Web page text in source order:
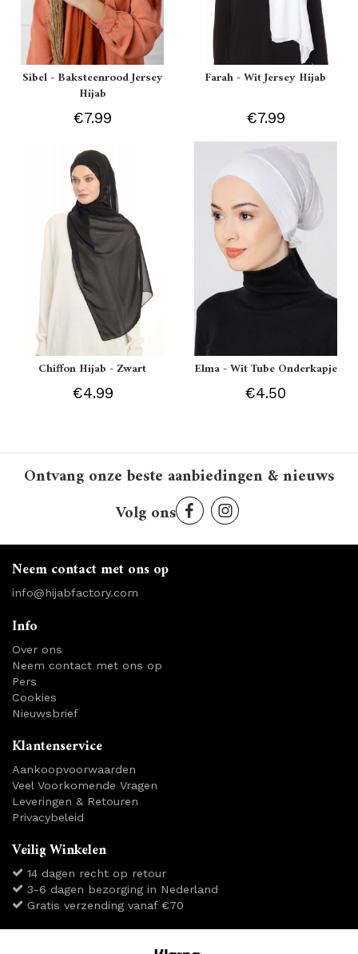
Sibel - Baksteenrood Jersey
Hijab
€7.99
Farah - Wit Jersey Hijab
€7.99
Chiffon Hijab - Zwart
€4.99
Elma - Wit Tube Onderkapje
€4.50
Ontvang onze beste aanbiedingen & nieuws
Volg ons
Neem contact met ons op
info@hijabfactory.com
Info
Over ons
Neem contact met ons op
Pers
Cookies
Nieuwsbrief
Klantenservice
Aankoopvoorwaarden
Veel Voorkomende Vragen
Leveringen & Retouren
Privacybeleid
Veilig Winkelen
14 dagen recht op retour
3-6 dagen bezorging in Nederland
Gratis verzending vanaf €70